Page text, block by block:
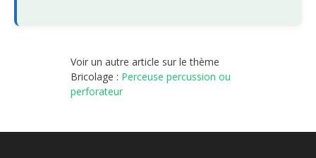
Voir un autre article sur le thème
Bricolage : Perceuse percussion ou
perforateur